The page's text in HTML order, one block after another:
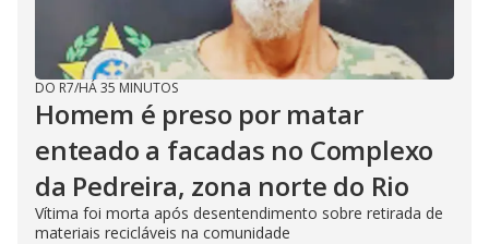
DO R7/HÁ 35 MINUTOS
Homem é preso por matar
enteado a facadas no Complexo
da Pedreira, zona norte do Rio
Vítima foi morta após desentendimento sobre retirada de
materiais recicláveis na comunidade